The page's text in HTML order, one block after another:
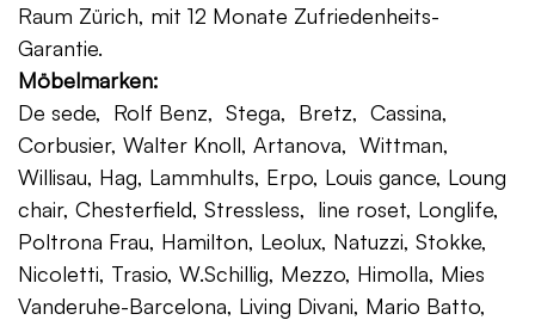
Raum Zürich, mit 12 Monate Zufriedenheits-
Garantie.
Möbelmarken:
De sede, Rolf Benz, Stega, Bretz, Cassina,
Corbusier, Walter Knoll, Artanova, Wittman,
Willisau, Hag, Lammhults, Erpo, Louis gance, Loung
chair, Chesterfield, Stressless, line roset, Longlife,
Poltrona Frau, Hamilton, Leolux, Natuzzi, Stokke,
Nicoletti, Trasio, W.Schillig, Mezzo, Himolla, Mies
Vanderuhe-Barcelona, Living Divani, Mario Batto,